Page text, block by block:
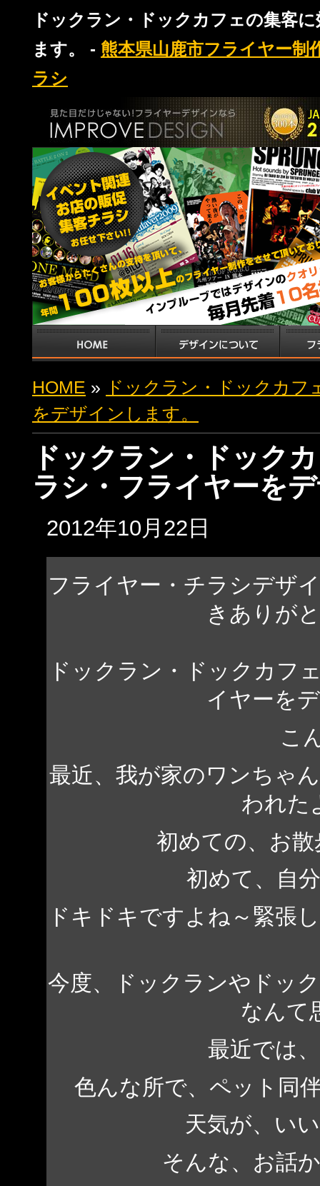
ドックラン・ドックカフェの集客
ます。 - 熊本県山鹿市フライヤー制
ラシ
HOME »
ドックラン・ドックカ
をデザインします。
ドックラン・ドック
ラシ・フライヤーを
2012年10月22日
フライヤー・チラシデザ
きありが
ドックラン・ドックカフ
イヤーを
こ
最近、我が家のワンちゃ
われた
初めての、お
初めて、自
ドキドキですよね～緊張
今度、ドックランやドッ
なんて
最近では
色んな所で、ペット同
天気が、い
そんな、お話